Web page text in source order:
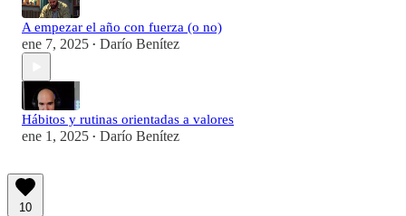
A empezar el año con fuerza (o no)
ene 7, 2025 • Darío Benítez
Hábitos y rutinas orientadas a valores
ene 1, 2025 • Darío Benítez
10